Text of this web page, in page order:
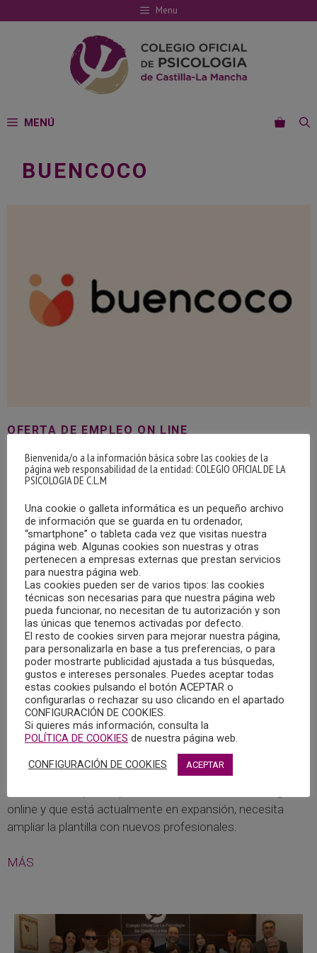
al
Menu
MENÚ
BUENCOCO
OFERTA DE EMPLEO ON LINE
06/02/2024
Puesto referido en contrato: Psicólogo/a sanitario/a
online y motivado/a hacia el trabajo en equipo y las
supervisiones.
MÁS
OFERTA DE TRABAJO ON LINE
28/02/2023
online y que está actualmente en expansión, necesita
ampliar la plantilla con nuevos profesionales.
MÁS
Bienvenida/o a la información básica sobre las cookies de la
página web responsabilidad de la entidad: COLEGIO OFICIAL DE LA
PSICOLOGIA DE C.L.M
Una cookie o galleta informática es un pequeño archivo
de información que se guarda en tu ordenador,
“smartphone” o tableta cada vez que visitas nuestra
página web. Algunas cookies son nuestras y otras
pertenecen a empresas externas que prestan servicios
para nuestra página web.
Las cookies pueden ser de varios tipos: las cookies
técnicas son necesarias para que nuestra página web
pueda funcionar, no necesitan de tu autorización y son
las únicas que tenemos activadas por defecto.
El resto de cookies sirven para mejorar nuestra página,
para personalizarla en base a tus preferencias, o para
poder mostrarte publicidad ajustada a tus búsquedas,
gustos e intereses personales. Puedes aceptar todas
estas cookies pulsando el botón ACEPTAR o
configurarlas o rechazar su uso clicando en el apartado
CONFIGURACIÓN DE COOKIES.
Si quieres más información, consulta la
POLÍTICA DE COOKIES de nuestra página web.
CONFIGURACIÓN DE COOKIES ACEPTAR